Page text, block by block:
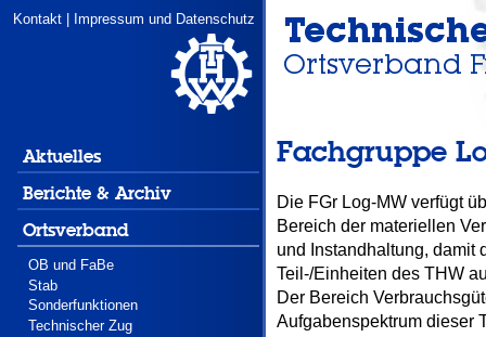
Kontakt Impressum und Datenschutz
Aktuelles
Berichte & Archiv
Ortsverband
OB und FaBe
Stab
Sonderfunktionen
Technischer Zug
Fachgruppe
Die FGr Log-MW verfügt
Bereich der materiellen
und Instandhaltung, damit
Teil-/Einheiten des THW
Der Bereich
Aufgabenspektrum dieser